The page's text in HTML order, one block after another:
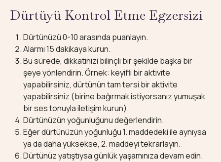
Dürtüyü Kontrol Etme Egzersizi
Dürtünüzü 0-10 arasında puanlayın.
Alarmı 15 dakikaya kurun.
Bu sürede, dikkatinizi bilinçli bir şekilde başka bir
şeye yönlendirin. Örnek: keyifli bir aktivite
yapabilirsiniz, dürtünün tam tersi bir aktivite
yapabilirsiniz (birine bağırmak istiyorsanız yumuşak
bir ses tonuyla iletişim kurun).
Dürtünüzün yoğunluğunu değerlendirin.
Eğer dürtünüzün yoğunluğu 1. maddedeki ile aynıysa
ya da daha yüksekse, 2. maddeyi tekrarlayın.
Dürtünüz yatıştıysa günlük yaşamınıza devam edin.